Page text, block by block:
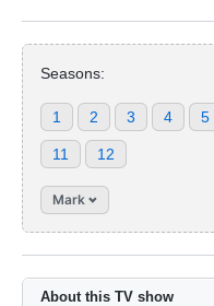
Seasons:
1 2 3 4 5
11 12
Mark
About this TV show